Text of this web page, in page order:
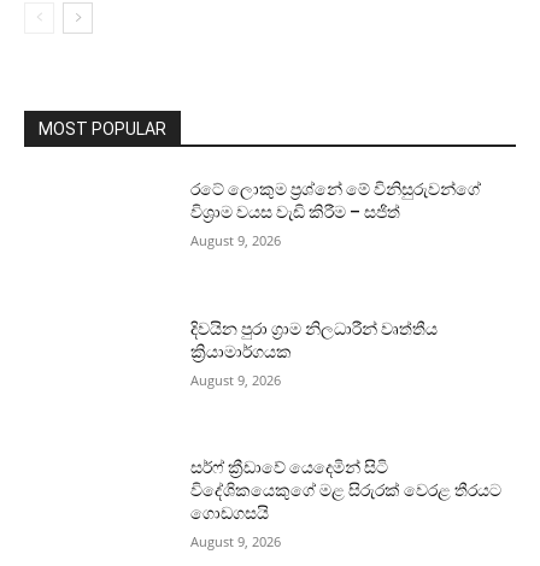
MOST POPULAR
රටේ ලොකුම ප්‍රශ්නේ මේ විනිසුරුවන්ගේ
විශ්‍රාම වයස වැඩි කිරීම – සජිත්
August 9, 2026
දිවයින පුරා ග්‍රාම නිලධාරීන් වෘත්තීය
ක්‍රියාමාර්ගයක
August 9, 2026
සර්ෆ් ක්‍රීඩාවේ යෙදෙමින් සිටි
විදේශිකයෙකුගේ මළ සිරුරක් වෙරළ තීරයට
ගොඩගසයි
August 9, 2026